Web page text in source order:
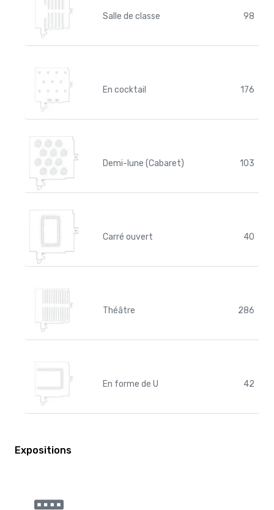
Salle de classe 98
En cocktail 176
Demi-lune (Cabaret) 103
Carré ouvert 40
Théâtre 286
En forme de U 42
Expositions